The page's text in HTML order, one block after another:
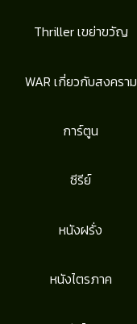
Thriller เขย่าขวัญ
WAR เกี่ยวกับสงคราม
การ์ตูน
ซีรีย์
หนังฝรั่ง
หนังไตรภาค